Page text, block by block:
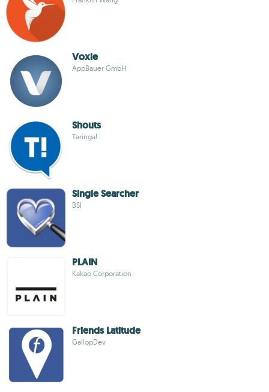
Voxle
AppBauer GmbH
Shouts
Taringa!
Single Searcher
BSI
PLAIN
Kakao Corporation
Friends Latitude
GallopDev